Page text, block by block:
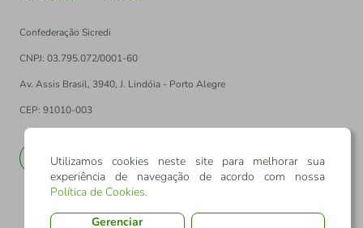
Confederação Sicredi
CNPJ: 03.795.072/0001-60
Av. Assis Brasil, 3940, J. Lindóia - Porto Alegre
CEP: 91010-003
EN
Utilizamos cookies neste site para melhorar sua
experiência de navegação de acordo com nossa
Política de Cookies.
Gerenciar